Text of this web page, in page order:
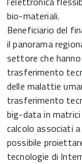
bio-materiali.
Beneficiario del
il panorama
settore che
trasferimento
delle malattie
trasferimento
big-data in
calcolo associati
possibile
tecnologie di